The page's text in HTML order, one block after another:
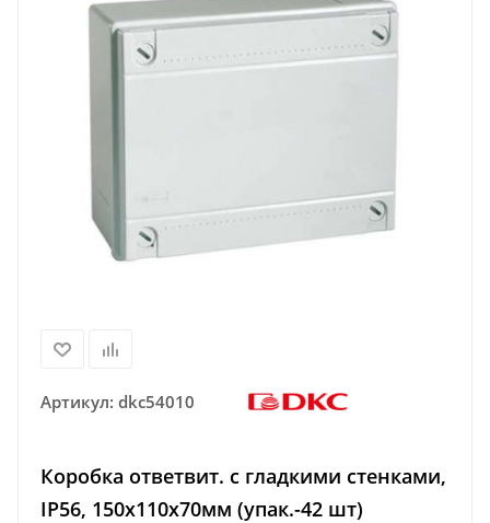
Артикул: dkc54010
Коробка ответвит. с гладкими стенками,
IP56, 150х110х70мм (упак.-42 шт)